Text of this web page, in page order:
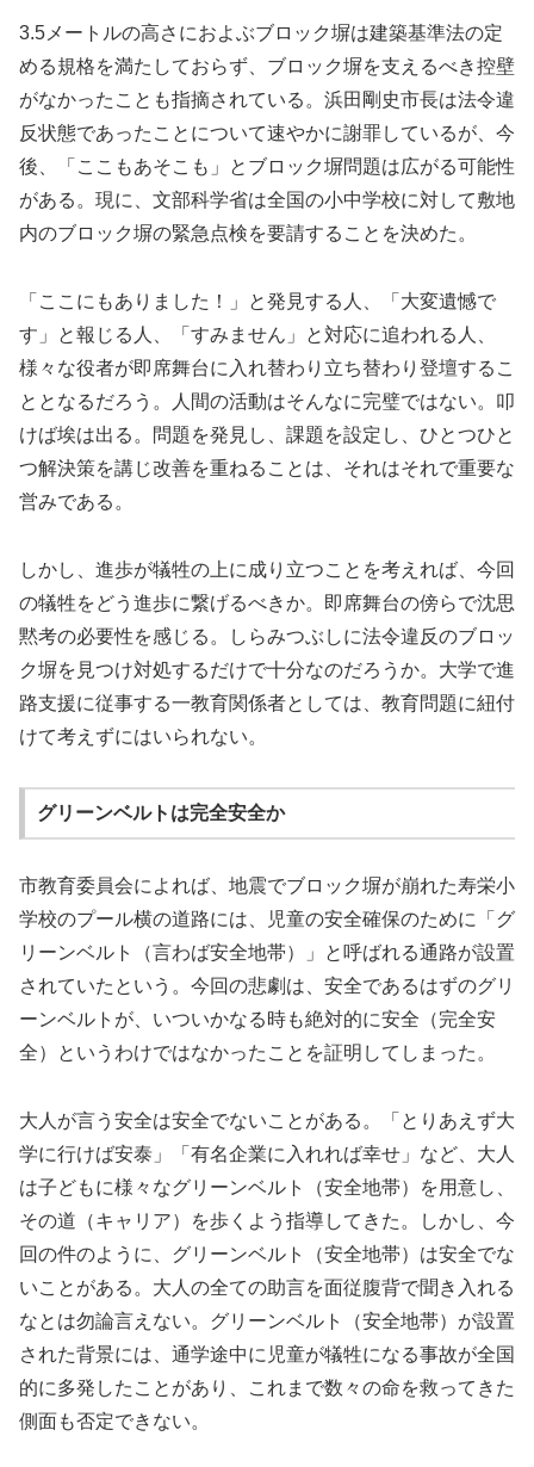
3.5メートルの高さにおよぶブロック塀は建築基準法の定
める規格を満たしておらず、ブロック塀を支えるべき控壁
がなかったことも指摘されている。浜田剛史市長は法令違
反状態であったことについて速やかに謝罪しているが、今
後、「ここもあそこも」とブロック塀問題は広がる可能性
がある。現に、文部科学省は全国の小中学校に対して敷地
内のブロック塀の緊急点検を要請することを決めた。
「ここにもありました！」と発見する人、「大変遺憾で
す」と報じる人、「すみません」と対応に追われる人、
様々な役者が即席舞台に入れ替わり立ち替わり登壇するこ
ととなるだろう。人間の活動はそんなに完璧ではない。叩
けば埃は出る。問題を発見し、課題を設定し、ひとつひと
つ解決策を講じ改善を重ねることは、それはそれで重要な
営みである。
しかし、進歩が犠牲の上に成り立つことを考えれば、今回
の犠牲をどう進歩に繋げるべきか。即席舞台の傍らで沈思
黙考の必要性を感じる。しらみつぶしに法令違反のブロッ
ク塀を見つけ対処するだけで十分なのだろうか。大学で進
路支援に従事する一教育関係者としては、教育問題に紐付
けて考えずにはいられない。
グリーンベルトは完全安全か
市教育委員会によれば、地震でブロック塀が崩れた寿栄小
学校のプール横の道路には、児童の安全確保のために「グ
リーンベルト（言わば安全地帯）」と呼ばれる通路が設置
されていたという。今回の悲劇は、安全であるはずのグリ
ーンベルトが、いついかなる時も絶対的に安全（完全安
全）というわけではなかったことを証明してしまった。
大人が言う安全は安全でないことがある。「とりあえず大
学に行けば安泰」「有名企業に入れれば幸せ」など、大人
は子どもに様々なグリーンベルト（安全地帯）を用意し、
その道（キャリア）を歩くよう指導してきた。しかし、今
回の件のように、グリーンベルト（安全地帯）は安全でな
いことがある。大人の全ての助言を面従腹背で聞き入れる
なとは勿論言えない。グリーンベルト（安全地帯）が設置
された背景には、通学途中に児童が犠牲になる事故が全国
的に多発したことがあり、これまで数々の命を救ってきた
側面も否定できない。